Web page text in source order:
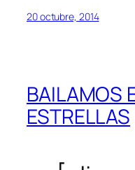
20 octubre, 2014
BAILAMOS
ESTRELLAS